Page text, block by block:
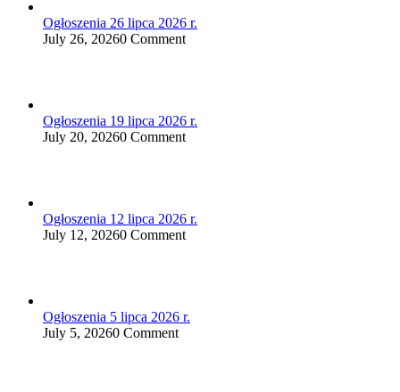
Ogłoszenia 26 lipca 2026 r.
July 26, 20260 Comment
Ogłoszenia 19 lipca 2026 r.
July 20, 20260 Comment
Ogłoszenia 12 lipca 2026 r.
July 12, 20260 Comment
Ogłoszenia 5 lipca 2026 r.
July 5, 20260 Comment